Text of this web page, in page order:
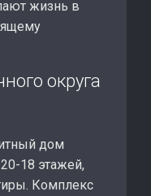
жизнь в
округа
дом
18 этажей,
Комплекс